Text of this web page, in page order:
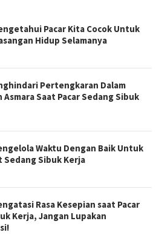
Pacar Kita Cocok Untuk
Hidup Selamanya
Pertengkaran Dalam
Asmara Saat Pacar Sedang Sibuk
Waktu Dengan Baik Untuk
Sedang Sibuk Kerja
Rasa Kesepian saat Pacar
Kerja, Jangan Lupakan